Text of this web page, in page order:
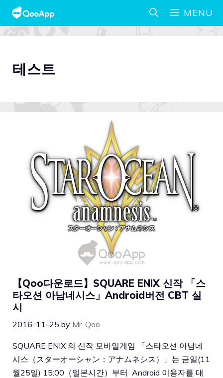
MENU
테스트
【Qoo다운로드】SQUARE ENIX 신작 「스
타오션 아남네시스」Android버전 CBT 실
시
2016-11-25 by Mr. Qoo
SQUARE ENIX 의 신작 모바일게임 「스타오션 아남네
시스（スターオーシャン：アナムネシス）」는 금일(11
월25일) 15:00（일본시간）부터 Android 이용자를 대